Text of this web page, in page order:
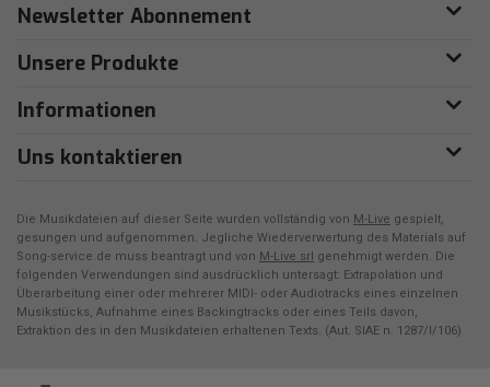
Newsletter Abonnement
Unsere Produkte
Informationen
Uns kontaktieren
Die Musikdateien auf dieser Seite wurden vollständig von M-Live gespielt,
gesungen und aufgenommen. Jegliche Wiederverwertung des Materials auf
Song-service.de muss beantragt und von M-Live srl genehmigt werden. Die
folgenden Verwendungen sind ausdrücklich untersagt: Extrapolation und
Überarbeitung einer oder mehrerer MIDI- oder Audiotracks eines einzelnen
Musikstücks, Aufnahme eines Backingtracks oder eines Teils davon,
Extraktion des in den Musikdateien erhaltenen Texts. (Aut. SIAE n. 1287/I/106)